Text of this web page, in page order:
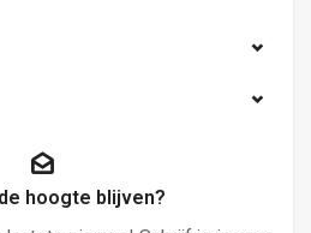
hoogte blijven?